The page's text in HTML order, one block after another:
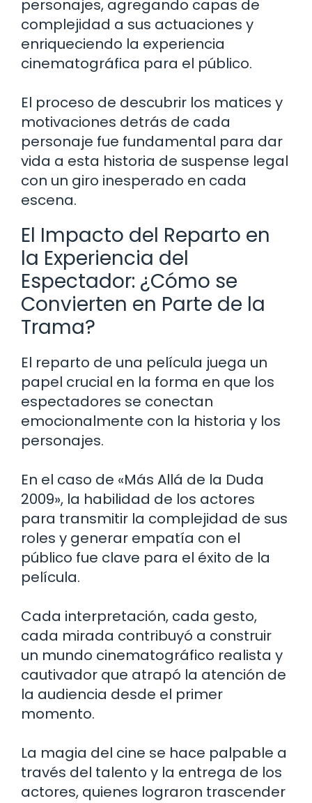
personajes, agregando capas de
complejidad a sus actuaciones y
enriqueciendo la experiencia
cinematográfica para el público.
El proceso de descubrir los matices y
motivaciones detrás de cada
personaje fue fundamental para dar
vida a esta historia de suspense legal
con un giro inesperado en cada
escena.
El Impacto del Reparto en
la Experiencia del
Espectador: ¿Cómo se
Convierten en Parte de la
Trama?
El reparto de una película juega un
papel crucial en la forma en que los
espectadores se conectan
emocionalmente con la historia y los
personajes.
En el caso de «Más Allá de la Duda
2009», la habilidad de los actores
para transmitir la complejidad de sus
roles y generar empatía con el
público fue clave para el éxito de la
película.
Cada interpretación, cada gesto,
cada mirada contribuyó a construir
un mundo cinematográfico realista y
cautivador que atrapó la atención de
la audiencia desde el primer
momento.
La magia del cine se hace palpable a
través del talento y la entrega de los
actores, quienes lograron trascender